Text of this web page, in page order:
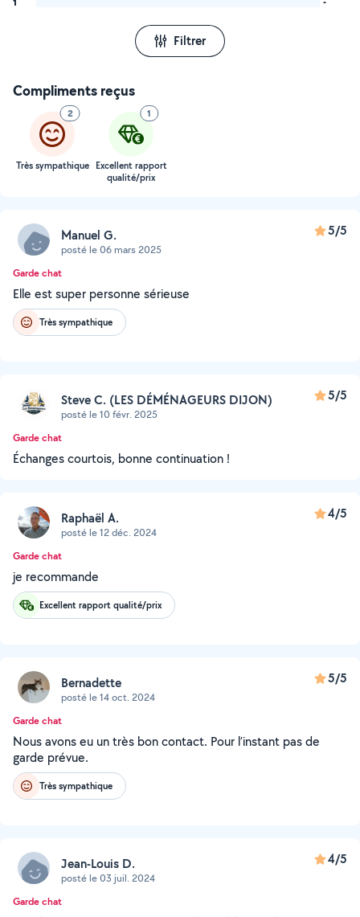
Filtrer
Compliments reçus
2
Très sympathique
1
Excellent rapport
qualité/prix
Manuel G.
posté le 06 mars 2025
5/5
Garde chat
Elle est super personne sérieuse
Très sympathique
Steve C. (LES DÉMÉNAGEURS DIJON)
posté le 10 févr. 2025
5/5
Garde chat
Échanges courtois, bonne continuation !
Raphaël A.
posté le 12 déc. 2024
4/5
Garde chat
je recommande
Excellent rapport qualité/prix
Bernadette
posté le 14 oct. 2024
5/5
Garde chat
Nous avons eu un très bon contact. Pour l’instant pas de
garde prévue.
Très sympathique
Jean-Louis D.
posté le 03 juil. 2024
4/5
Garde chat